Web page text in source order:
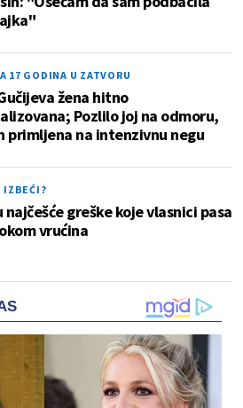
17 GODINA U ZATVORU
žena hitno
Pozlilo joj na odmoru,
primljena na intenzivnu negu
IZBEĆI?
najčešće greške koje vlasnici pasa
vrućina